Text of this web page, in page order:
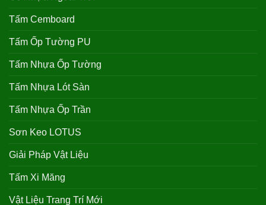
Tấm Cemboard
Tấm Ốp Tường PU
Tấm Nhựa Ốp Tường
Tấm Nhựa Lót Sàn
Tấm Nhựa Ốp Trần
Sơn Keo LOTUS
Giải Pháp Vật Liệu
Tấm Xi Măng
Vật Liệu Trang Trí Mới